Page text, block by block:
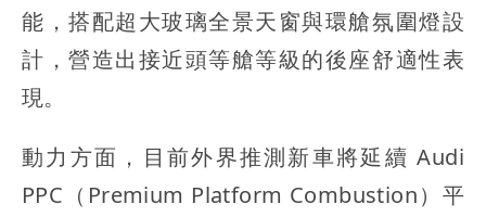
能，搭配超大玻璃全景天窗與環艙氛圍燈設
計，營造出接近頭等艙等級的後座舒適性表
現。
動力方面，目前外界推測新車將延續 Audi
PPC（Premium Platform Combustion）平